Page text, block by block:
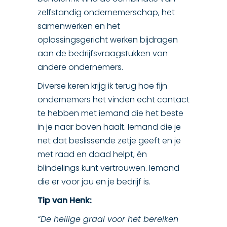
zelfstandig ondernemerschap, het
samenwerken en het
oplossingsgericht werken bijdragen
aan de bedrijfsvraagstukken van
andere ondernemers.
Diverse keren krijg ik terug hoe fijn
ondernemers het vinden echt contact
te hebben met iemand die het beste
in je naar boven haalt. Iemand die je
net dat beslissende zetje geeft en je
met raad en daad helpt, én
blindelings kunt vertrouwen. Iemand
die er voor jou en je bedrijf is.
Tip van Henk:
“De heilige graal voor het bereiken